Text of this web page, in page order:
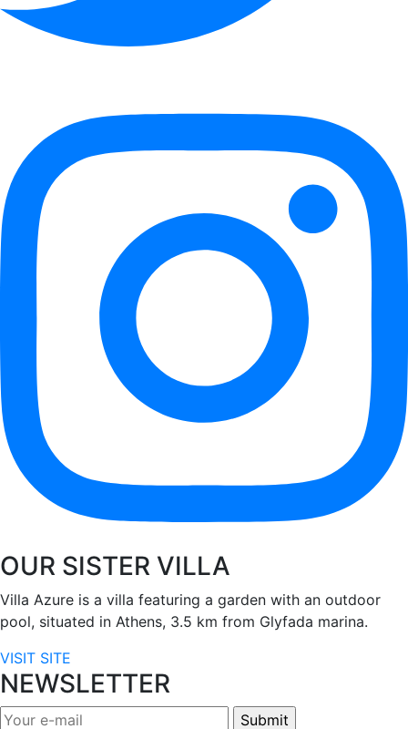
OUR SISTER VILLA
Villa Azure is a villa featuring a garden with an outdoor
pool, situated in Athens, 3.5 km from Glyfada marina.
VISIT SITE
NEWSLETTER